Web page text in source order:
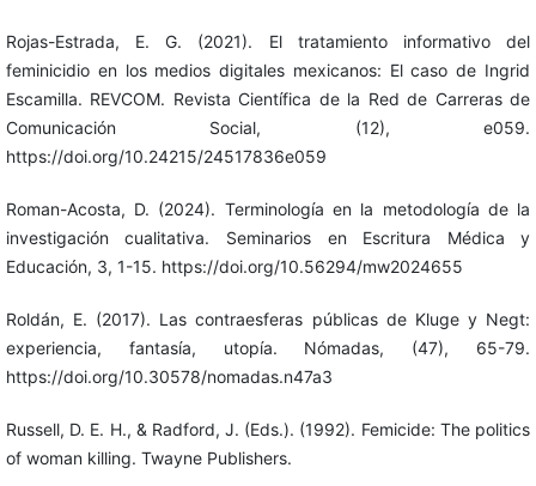
Rojas-Estrada, E. G. (2021). El tratamiento informativo del
feminicidio en los medios digitales mexicanos: El caso de Ingrid
Escamilla. REVCOM. Revista Científica de la Red de Carreras de
Comunicación Social, (12), e059.
https://doi.org/10.24215/24517836e059
Roman-Acosta, D. (2024). Terminología en la metodología de la
investigación cualitativa. Seminarios en Escritura Médica y
Educación, 3, 1-15. https://doi.org/10.56294/mw2024655
Roldán, E. (2017). Las contraesferas públicas de Kluge y Negt:
experiencia, fantasía, utopía. Nómadas, (47), 65-79.
https://doi.org/10.30578/nomadas.n47a3
Russell, D. E. H., & Radford, J. (Eds.). (1992). Femicide: The politics
of woman killing. Twayne Publishers.